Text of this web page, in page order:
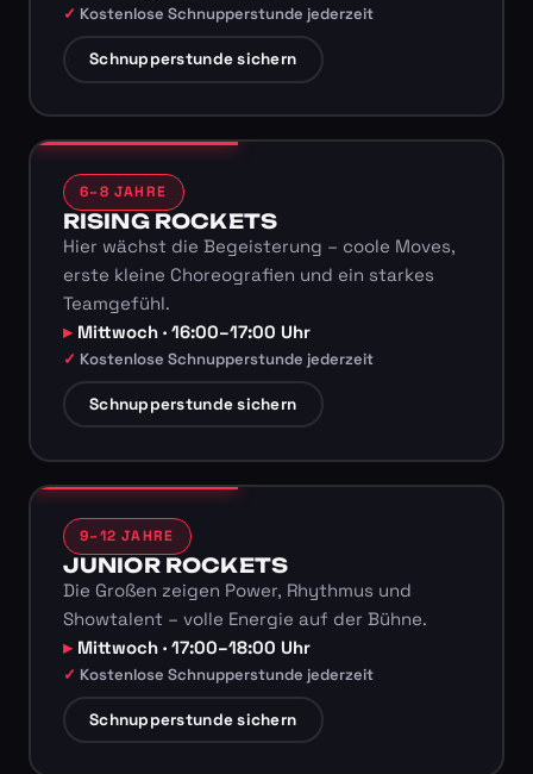
Kostenlose Schnupperstunde jederzeit
Schnupperstunde sichern
6–8 JAHRE
RISING ROCKETS
Hier wächst die Begeisterung – coole Moves,
erste kleine Choreografien und ein starkes
Teamgefühl.
Mittwoch · 16:00–17:00 Uhr
Kostenlose Schnupperstunde jederzeit
Schnupperstunde sichern
9–12 JAHRE
JUNIOR ROCKETS
Die Großen zeigen Power, Rhythmus und
Showtalent – volle Energie auf der Bühne.
Mittwoch · 17:00–18:00 Uhr
Kostenlose Schnupperstunde jederzeit
Schnupperstunde sichern